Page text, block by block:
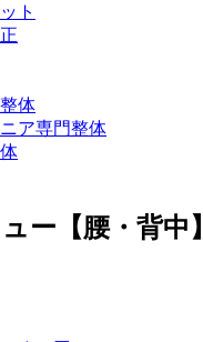
ト
体
ア専門整体
ー【腰・背中】